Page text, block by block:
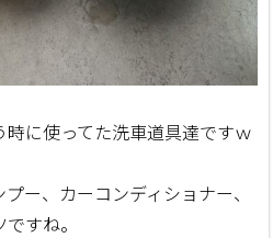
に使ってた洗車道具達ですｗ
ー、カーコンディショナー、
すね。